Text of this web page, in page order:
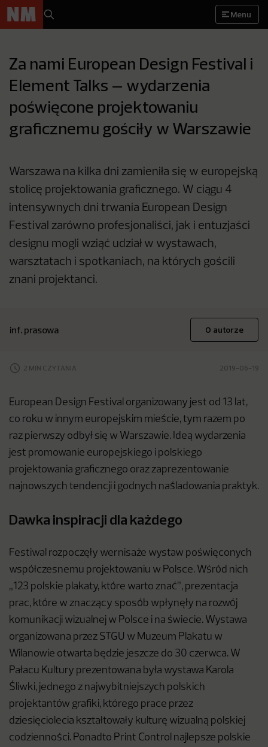
Menu
Za nami European Design Festival i
Element Talks – wydarzenia
poświęcone projektowaniu
graficznemu gościły w Warszawie
Warszawa na kilka dni zamieniła się w europejską
stolicę projektowania graficznego. W ciągu 4
intensywnych dni trwania European Design
Festival zarówno profesjonaliści, jak i entuzjaści
designu mogli wziąć udział w wystawach,
warsztatach i spotkaniach, na których gościli
znani projektanci.
inf. prasowa O autorze
2 MIN CZYTANIA 2019-06-19
European Design Festival organizowany jest od 13 lat,
co roku w innym europejskim mieście, tym razem po
raz pierwszy odbył się w Warszawie. Ideą wydarzenia
jest promowanie europejskiego i polskiego
projektowania graficznego oraz zaprezentowanie
najnowszych tendencji i godnych naśladowania praktyk.
Dawka inspiracji dla każdego
Festiwal rozpoczęły wernisaże wystaw poświęconych
współczesnemu projektowaniu w Polsce. Wśród nich
„123 polskie plakaty, które warto znać”, prezentacja
prac, które w znaczący sposób wpłynęły na rozwój
komunikacji wizualnej w Polsce i na świecie. Wystawa
organizowana przez STGU w Muzeum Plakatu w
Wilanowie otwarta będzie jeszcze do 30 czerwca. W
Pałacu Kultury prezentowana była wystawa Karola
Śliwki, jednego z najwybitniejszych polskich
projektantów grafiki, którego prace przez
dziesięciolecia kształtowały kulturę wizualną polskiej
codzienności. Ponadto Print Control najlepsze polskie